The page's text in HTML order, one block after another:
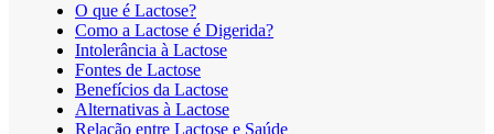
O que é Lactose?
Como a Lactose é Digerida?
Intolerância à Lactose
Fontes de Lactose
Benefícios da Lactose
Alternativas à Lactose
Relação entre Lactose e Saúde